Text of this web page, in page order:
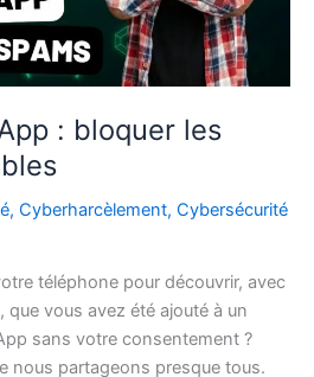
: bloquer les
, Cyberharcèlement, Cybersécurité
téléphone pour découvrir, avec
que vous avez été ajouté à un
sans votre consentement ?
nous partageons presque tous.